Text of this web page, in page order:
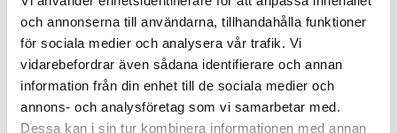
och annonserna till användarna, tillhandahålla funktioner
för sociala medier och analysera vår trafik. Vi
vidarebefordrar även sådana identifierare och annan
information från din enhet till de sociala medier och
annons- och analysföretag som vi samarbetar med.
Dessa kan i sin tur kombinera informationen med annan
Ränta(%)